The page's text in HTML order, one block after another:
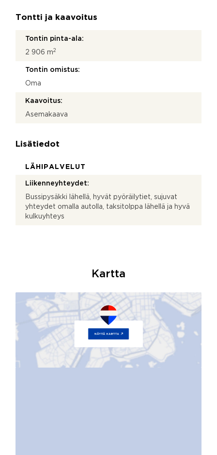
Tontti ja kaavoitus
Tontin pinta-ala:
2 906 m2
Tontin omistus:
Oma
Kaavoitus:
Asemakaava
Lisätiedot
LÄHIPALVELUT
Liikenneyhteydet:
Bussipysäkki lähellä, hyvät pyöräilytiet, sujuvat
yhteydet omalla autolla, taksitolppa lähellä ja hyvä
kulkuyhteys
Kartta